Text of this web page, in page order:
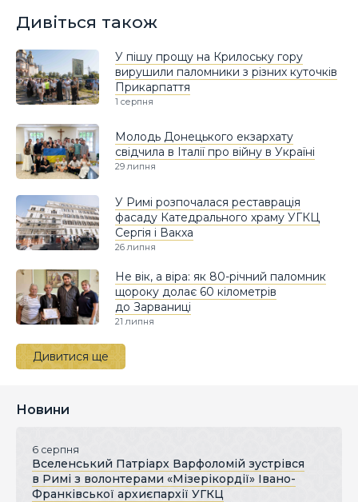
Дивіться також
У пішу прощу на Крилоську гору
вирушили паломники з різних куточків
Прикарпаття
1 серпня
Молодь Донецького екзархату
свідчила в Італії про війну в Україні
29 липня
У Римі розпочалася реставрація
фасаду Катедрального храму УГКЦ
Сергія і Вакха
26 липня
Не вік, а віра: як 80-річний паломник
щороку долає 60 кілометрів
до Зарваниці
21 липня
Дивитися ще
Новини
6 серпня
Вселенський Патріарх Варфоломій зустрівся
в Римі з волонтерами «Мізерікордії» Івано-
Франківської архиєпархії УГКЦ